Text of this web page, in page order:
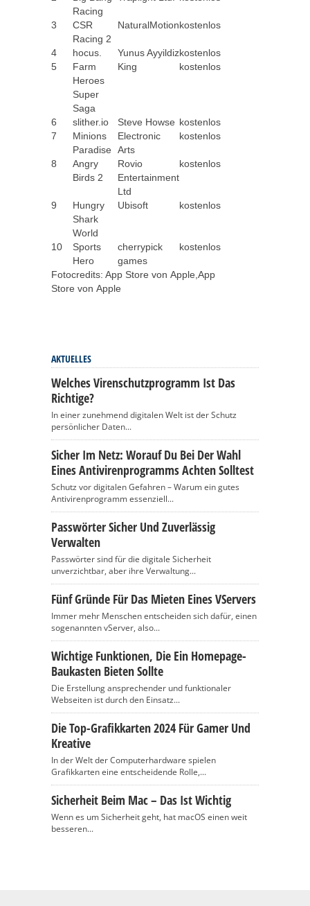
Racing
3
CSR
Racing 2
NaturalMotionkostenlos
4 hocus. Yunus Ayyildizkostenlos
5
Farm
Heroes
Super
Saga
King kostenlos
6 slither.io Steve Howse kostenlos
7
Minions
Paradise
Electronic
Arts
kostenlos
8
Angry
Birds 2
Rovio
Entertainment
Ltd
kostenlos
9
Hungry
Shark
World
Ubisoft kostenlos
10
Sports
Hero
cherrypick
games
kostenlos
Fotocredits: App Store von Apple,App
Store von Apple
AKTUELLES
Welches Virenschutzprogramm Ist Das
Richtige?
In einer zunehmend digitalen Welt ist der Schutz
persönlicher Daten...
Sicher Im Netz: Worauf Du Bei Der Wahl
Eines Antivirenprogramms Achten Solltest
Schutz vor digitalen Gefahren – Warum ein gutes
Antivirenprogramm essenziell...
Passwörter Sicher Und Zuverlässig
Verwalten
Passwörter sind für die digitale Sicherheit
unverzichtbar, aber ihre Verwaltung...
Fünf Gründe Für Das Mieten Eines VServers
Immer mehr Menschen entscheiden sich dafür, einen
sogenannten vServer, also...
Wichtige Funktionen, Die Ein Homepage-
Baukasten Bieten Sollte
Die Erstellung ansprechender und funktionaler
Webseiten ist durch den Einsatz...
Die Top-Grafikkarten 2024 Für Gamer Und
Kreative
In der Welt der Computerhardware spielen
Grafikkarten eine entscheidende Rolle,...
Sicherheit Beim Mac – Das Ist Wichtig
Wenn es um Sicherheit geht, hat macOS einen weit
besseren...